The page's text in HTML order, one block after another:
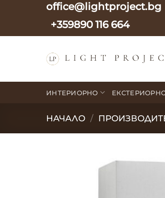
office@lightproject.bg
+359890 116 664
ИНТЕРИОРНО
НАЧАЛО /